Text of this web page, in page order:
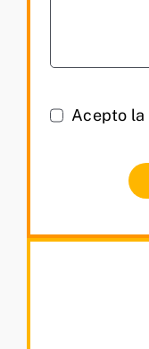
Acepto la